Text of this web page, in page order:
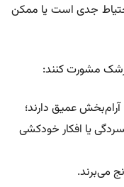
جدی است یا ممکن
مشورت کنند:
عمیق دارند؛
یا افکار خودکشی
می‌برند.